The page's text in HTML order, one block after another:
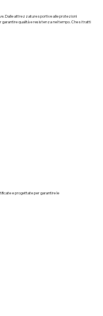
Dalle attrezzature sportive alle protezioni
qualità e resistenza nel tempo. Che si tratti
e progettate per garantire le